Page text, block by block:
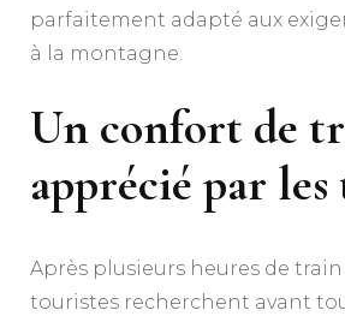
parfaitement adapté aux
à la montagne.
Un confort de
apprécié par
Après plusieurs heures de train
touristes recherchent avant